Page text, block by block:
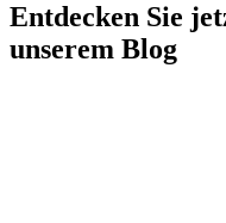
Entdecken Sie
unserem Blog